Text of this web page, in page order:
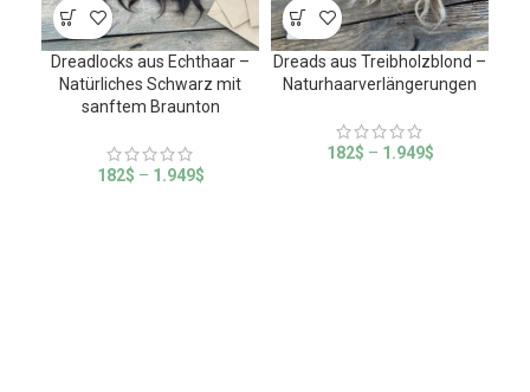
Dreadlocks aus Echthaar –
Natürliches Schwarz mit
sanftem Braunton
182$ – 1.949$
Dreads aus Treibholzblond –
Naturhaarverlängerungen
182$ – 1.949$